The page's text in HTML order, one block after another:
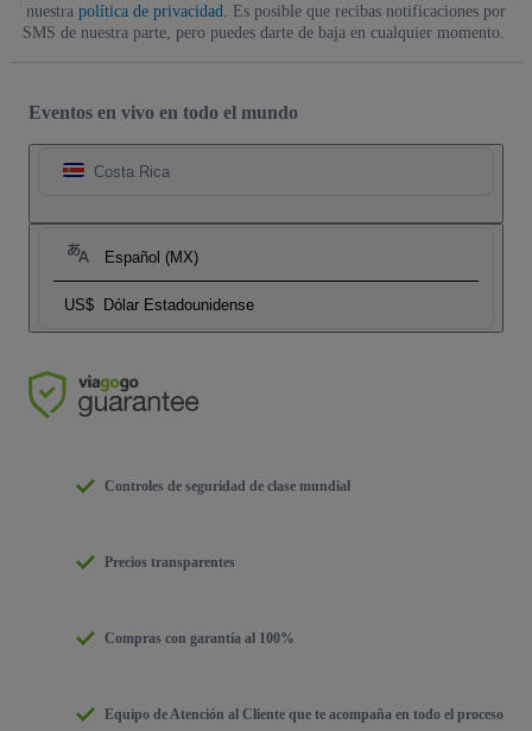
nuestra política de privacidad
. Es posible que recibas notificaciones por
SMS de nuestra parte, pero puedes darte de baja en cualquier momento.
Eventos en vivo en todo el mundo
Costa Rica
Español (MX)
US$ Dólar Estadounidense
Controles de seguridad de clase mundial
Precios transparentes
Compras con garantía al 100%
Equipo de Atención al Cliente que te acompaña en todo el proceso